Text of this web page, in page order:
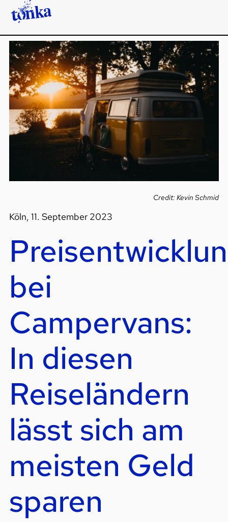
Credit: Kevin Schmid
Köln, 11. September 2023
bei
Campervans:
In diesen
Reiseländern
lässt sich am
meisten Geld
sparen